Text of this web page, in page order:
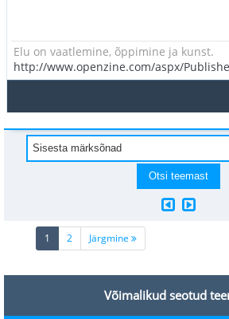
Elu on vaatlemine, õppimine ja kunst.
http://www.openzine.com/aspx/
1 (current)
2 Järgmine
Võimalikud seotud